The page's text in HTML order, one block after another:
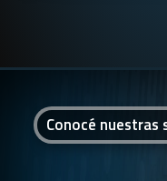
Conocé nuestras